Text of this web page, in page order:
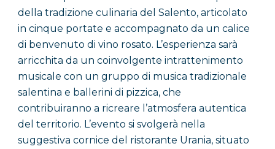
della tradizione culinaria del Salento, articolato
in cinque portate e accompagnato da un calice
di benvenuto di vino rosato. L’esperienza sarà
arricchita da un coinvolgente intrattenimento
musicale con un gruppo di musica tradizionale
salentina e ballerini di pizzica, che
contribuiranno a ricreare l’atmosfera autentica
del territorio. L’evento si svolgerà nella
suggestiva cornice del ristorante Urania, situato